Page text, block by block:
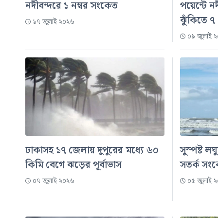
নদীবন্দরে ১ নম্বর সংকেত
১৭ জুলাই ২০২৬
পয়েন্টে
ঝুঁকিতে ৭
০৯ জুলাই
ঢাকাসহ ১৭ জেলায় দুপুরের মধ্যে ৬০
কিমি বেগে ঝড়ের পূর্বাভাস
০৭ জুলাই ২০২৬
সুস্পষ্ট
সতর্ক
০৫ জুলাই